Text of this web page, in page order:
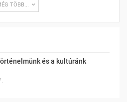
TÖBB...
és a kultúránk